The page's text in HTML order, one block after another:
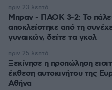
Μπραν - ΠΑΟΚ 3-2: Το
αποκλείστηκε από τη
γυναικών, δείτε τα γκολ
πριν 23 λεπτά
Ξεκίνησε η προπώληση
έκθεση αυτοκινήτου της
Αθήνα
πριν 25 λεπτά